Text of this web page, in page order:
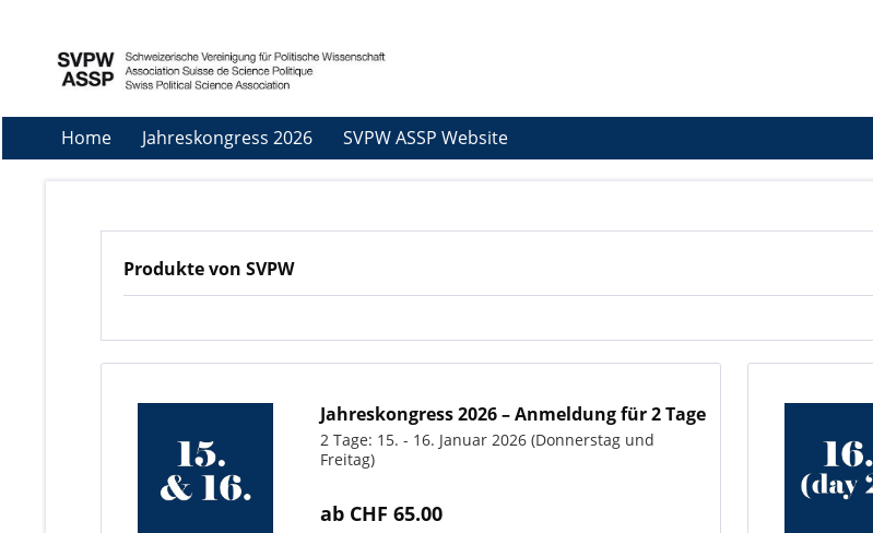
Home Jahreskongress 2026 SVPW ASSP Website
Produkte von SVPW
Jahreskongress 2026 – Anmeldung für 2 Tage
2 Tage: 15. - 16. Januar 2026 (Donnerstag und
Freitag)
ab CHF 65.00